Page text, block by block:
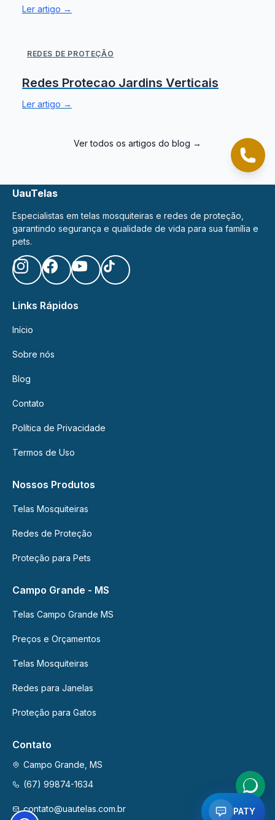
Ler artigo →
REDES DE PROTEÇÃO
Redes Protecao Jardins Verticais
Ler artigo →
Ver todos os artigos do blog →
UauTelas
Especialistas em telas mosquiteiras e redes de proteção,
garantindo segurança e qualidade de vida para sua família e
pets.
Links Rápidos
Início
Sobre nós
Blog
Contato
Política de Privacidade
Termos de Uso
Nossos Produtos
Telas Mosquiteiras
Redes de Proteção
Proteção para Pets
Campo Grande - MS
Telas Campo Grande MS
Preços e Orçamentos
Telas Mosquiteiras
Redes para Janelas
Proteção para Gatos
Contato
Campo Grande, MS
(67) 99874-1634
contato@uautelas.com.br PATY